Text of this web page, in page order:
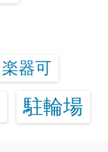
楽器可
駐輪場